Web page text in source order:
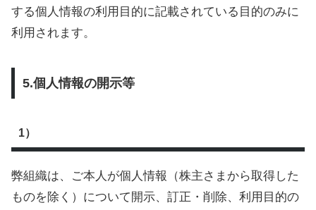
する個人情報の利用目的に記載されている目的のみに
利用されます。
5.個人情報の開示等
1）
弊組織は、ご本人が個人情報（株主さまから取得した
ものを除く）について開示、訂正・削除、利用目的の